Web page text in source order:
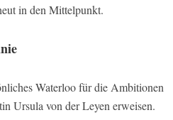
in den Mittelpunkt.
Waterloo für die Ambitionen
Ursula von der Leyen erweisen.